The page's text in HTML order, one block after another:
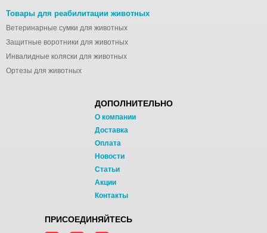
Товары для реабилитации животных
Ветеринарные сумки для животных
Защитные воротники для животных
Инвалидные коляски для животных
Ортезы для животных
ДОПОЛНИТЕЛЬНО
О компании
Доставка
Оплата
Новости
Статьи
Акции
Контакты
ПРИСОЕДИНЯЙТЕСЬ